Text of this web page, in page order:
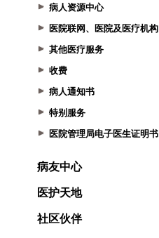
病人资源中心
医院联网、医院及医疗机构
其他医疗服务
收费
病人通知书
特别服务
医院管理局电子医生证明书
病友中心
医护天地
社区伙伴